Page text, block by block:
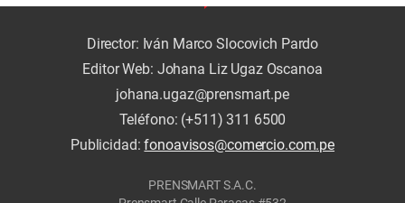
Director: Iván Marco Slocovich Pardo
Editor Web: Johana Liz Ugaz Oscanoa
johana.ugaz@prensmart.pe
Teléfono: (+511) 311 6500
Publicidad:fonoavisos@comercio.com.pe
PRENSMART S.A.C.